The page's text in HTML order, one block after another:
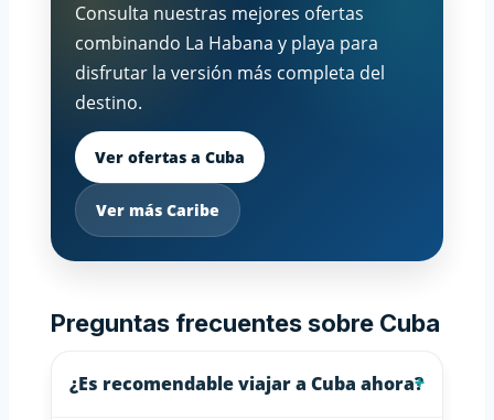
Consulta nuestras mejores ofertas
combinando La Habana y playa para
disfrutar la versión más completa del
destino.
Ver ofertas a Cuba
Ver más Caribe
Preguntas frecuentes sobre Cuba
¿Es recomendable viajar a Cuba ahora?